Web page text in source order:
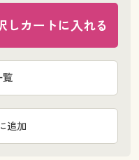
しカートに入れる
追加
覧